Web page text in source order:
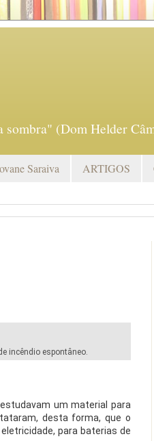
sombra" (Dom Helder
Saraiva ARTIGOS
incêndio espontâneo.
um material para
desta forma, que o
para baterias de